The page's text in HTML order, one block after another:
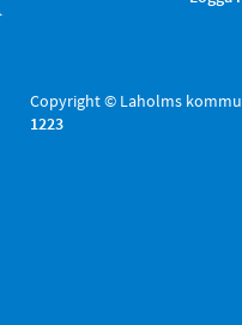
Copyright © Laholms
1223